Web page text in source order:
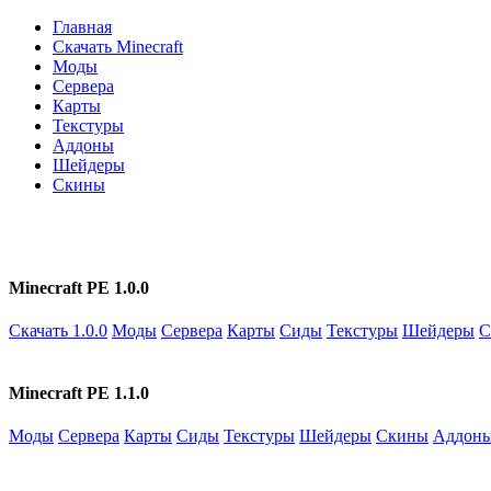
Главная
Скачать Minecraft
Моды
Сервера
Карты
Текстуры
Аддоны
Шейдеры
Скины
Minecraft PE 1.0.0
Скачать 1.0.0 Моды Сервера Карты Сиды Текстуры Шейдеры
Minecraft PE 1.1.0
Моды Сервера Карты Сиды Текстуры Шейдеры Скины